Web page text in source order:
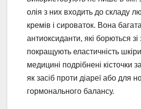
олія з них входить до складу
кремів і сироваток. Вона
антиоксиданти, які борються
покращують еластичність
медицині подрібнені кісточки
як засіб проти діареї або для
гормонального балансу.